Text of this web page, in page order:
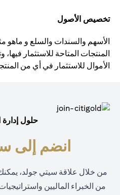
تخصيص الأصول
الأسهم والسندات والسلع و ماهو
المنتجات المتاحة للاستثمار
الأموال للاستثمار في أي من
حلول إدارة
انضم إلى
من خلال علاقة سيتي جولد،
من الخبراء الماليين